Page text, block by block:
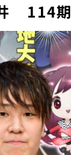
114期